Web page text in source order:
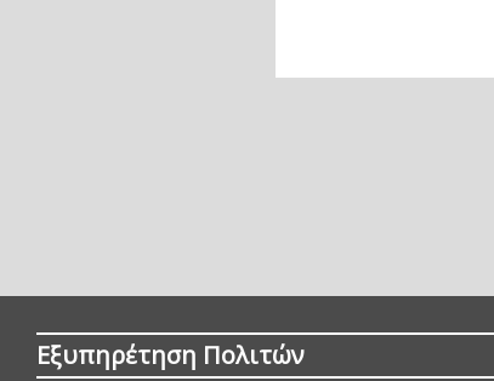
Εξυπηρέτηση Πολιτών